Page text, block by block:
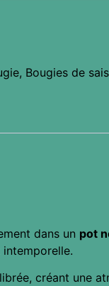
, Bougies de
dans un pot
créant une